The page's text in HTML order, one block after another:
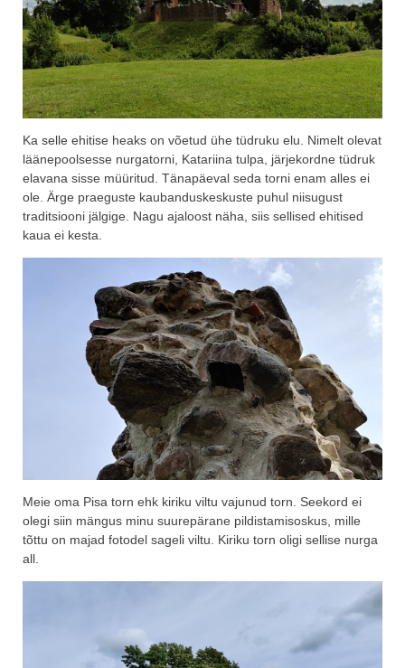
Ka selle ehitise heaks on võetud ühe tüdruku elu. Nimelt olevat
läänepoolsesse nurgatorni, Katariina tulpa, järjekordne tüdruk
elavana sisse müüritud. Tänapäeval seda torni enam alles ei
ole. Ärge praeguste kaubanduskeskuste puhul niisugust
traditsiooni jälgige. Nagu ajaloost näha, siis sellised ehitised
kaua ei kesta.
Meie oma Pisa torn ehk kiriku viltu vajunud torn. Seekord ei
olegi siin mängus minu suurepärane pildistamisoskus, mille
tõttu on majad fotodel sageli viltu. Kiriku torn oligi sellise nurga
all.